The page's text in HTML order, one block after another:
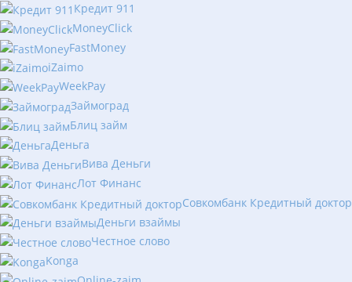
Кредит 911
MoneyClick
FastMoney
iZaimo
WeekPay
Займоград
Блиц займ
Деньга
Вива Деньги
Лот Финанс
Совкомбанк Кредитный доктор
Деньги взаймы
Честное слово
Konga